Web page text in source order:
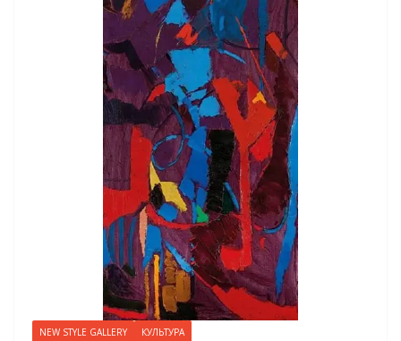
NEW STYLE GALLERY КУЛЬТУРА